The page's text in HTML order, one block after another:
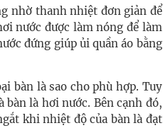
nhờ thanh nhiệt đơn giản để
nước được làm nóng để làm
đứng giúp ủi quần áo bằng
bàn là sao cho phù hợp. Tuy
là hơi nước. Bên cạnh đó,
khi nhiệt độ của bàn là đạt